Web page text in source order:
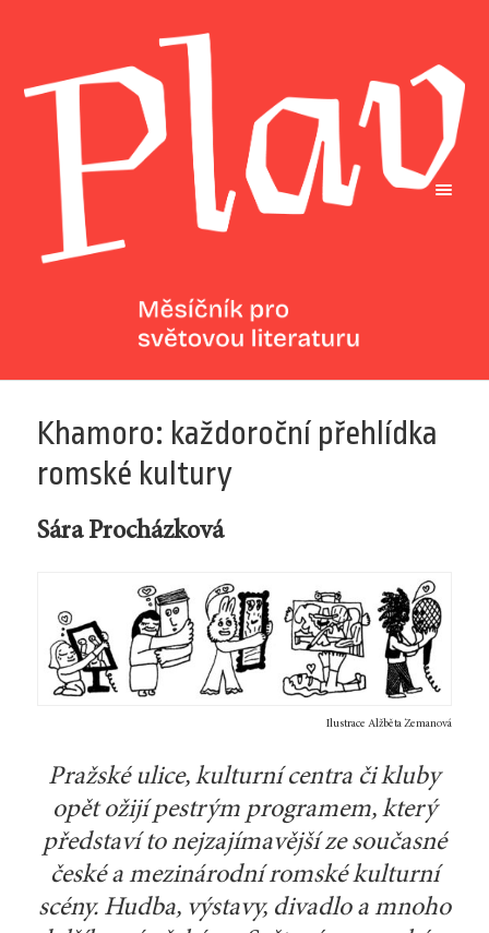
Khamoro: každoroční přehlídka
romské kultury
Sára Procházková
Ilustrace Alžběta Zemanová
Pražské ulice, kulturní centra či kluby
opět ožijí pestrým programem, který
představí to nejzajímavější ze současné
české a mezinárodní romské kulturní
scény. Hudba, výstavy, divadlo a mnoho